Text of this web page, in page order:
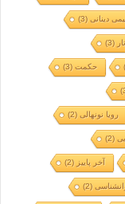
دینانی(3)
(3)
حکمت(3)
رویا نونهالی(2)
(2)
آخر پاییز (2)
(2)